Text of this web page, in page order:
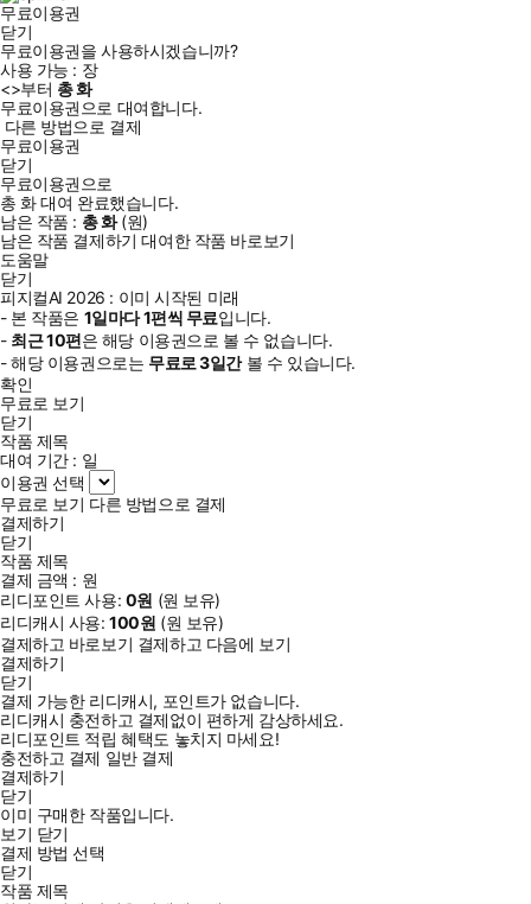
무료이용권
닫기
무료이용권을 사용하시겠습니까?
사용 가능 : 장
<>부터 총화
무료이용권으로 대여합니다.
다른 방법으로 결제
무료이용권
닫기
무료이용권으로
총 화대여 완료했습니다.
남은 작품 : 총화(원)
남은 작품 결제하기 대여한 작품 바로보기
도움말
닫기
피지컬AI 2026 : 이미 시작된 미래
- 본 작품은 1일마다1편씩 무료입니다.
- 최근10편은 해당 이용권으로 볼 수 없습니다.
- 해당 이용권으로는 무료로3일간볼 수 있습니다.
확인
무료로 보기
닫기
작품 제목
대여 기간 : 일
이용권 선택
무료로 보기 다른 방법으로 결제
결제하기
닫기
작품 제목
결제 금액 : 원
리디포인트 사용: 0원 (원 보유)
리디캐시 사용:100원 (원 보유)
결제하고 바로보기 결제하고 다음에 보기
결제하기
닫기
결제 가능한 리디캐시, 포인트가 없습니다.
리디캐시 충전하고 결제없이 편하게 감상하세요.
리디포인트 적립 혜택도 놓치지 마세요!
충전하고 결제 일반 결제
결제하기
닫기
이미 구매한 작품입니다.
보기 닫기
결제 방법 선택
닫기
작품 제목